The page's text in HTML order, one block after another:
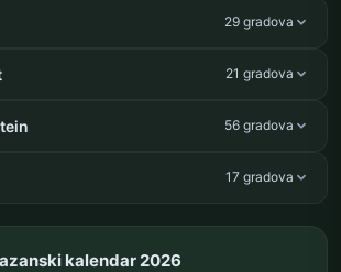
29 gradova
21 gradova
56 gradova
17 gradova
kalendar 2026